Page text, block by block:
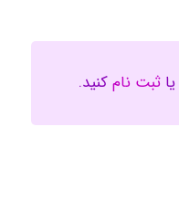
یا ثبت نامکنید.